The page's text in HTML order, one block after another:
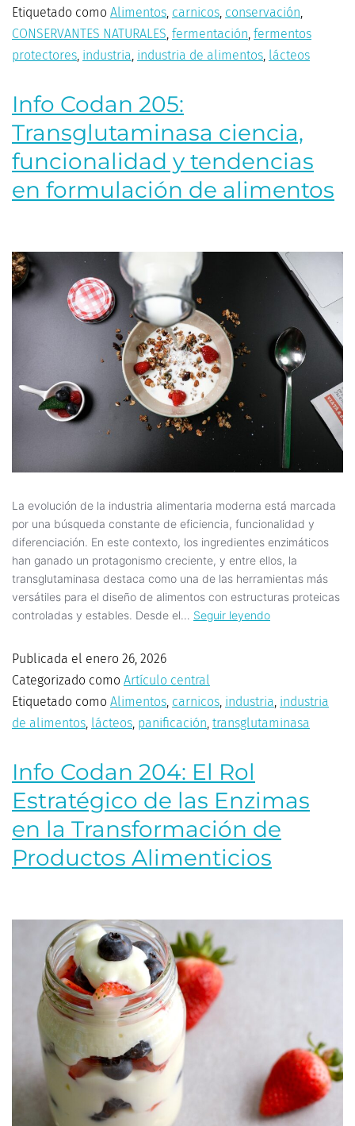
Etiquetado como Alimentos carnicos conservación
CONSERVANTES NATURALES fermentación fermentos
protectores industria industria de alimentos lácteos
Info Codan 205:
Transglutaminasa ciencia,
funcionalidad y tendencias
en formulación de alimentos
La evolución de la industria alimentaria moderna está marcada
por una búsqueda constante de eficiencia, funcionalidad y
diferenciación. En este contexto, los ingredientes enzimáticos
han ganado un protagonismo creciente, y entre ellos, la
transglutaminasa destaca como una de las herramientas más
versátiles para el diseño de alimentos con estructuras proteicas
controladas y estables. Desde el… Seguir leyendo
Publicada el enero 26, 2026
Categorizado como Artículo central
Etiquetado como Alimentos, carnicos, industria, industria
de alimentos, lácteos, panificación, transglutaminasa
Info Codan 204: El Rol
Estratégico de las Enzimas
en la Transformación de
Productos Alimenticios